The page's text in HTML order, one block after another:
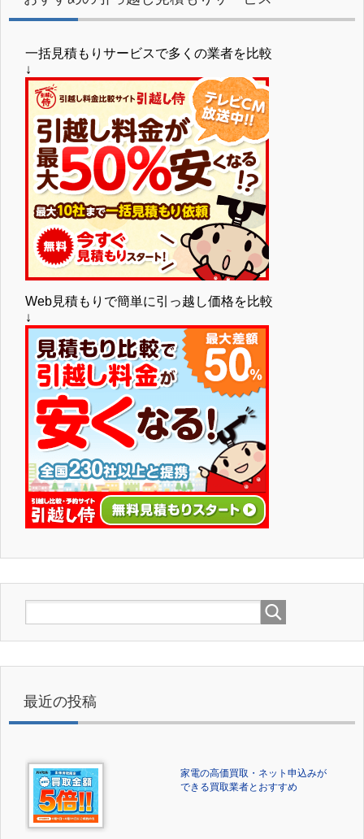
一括見積もりサービスで多くの業者を比較
↓
Web見積もりで簡単に引っ越し価格を比較
↓
最近の投稿
家電の高価買取・ネット申込みが
できる買取業者とおすすめ